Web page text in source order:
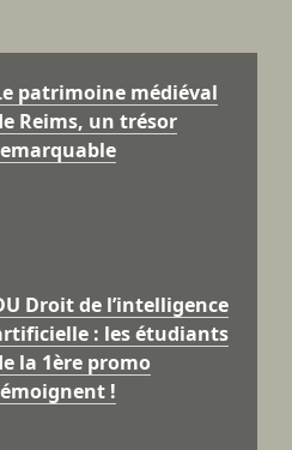
patrimoine médiéval
Reims, un trésor
Droit de l’intelligence
: les étudiants
la 1ère promo
!